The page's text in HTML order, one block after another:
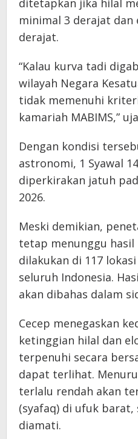
minimal 3 derajat dan
derajat.
“Kalau kurva tadi
wilayah Negara
tidak memenuhi
kamariah MABIMS,”
Dengan kondisi
astronomi, 1 Syawal
diperkirakan jatuh
2026.
Meski demikian,
tetap menunggu
dilakukan di 117
seluruh Indonesia.
akan dibahas dalam
Cecep menegaskan
ketinggian hilal dan
terpenuhi secara
dapat terlihat.
terlalu rendah akan
(syafaq) di ufuk barat,
diamati.